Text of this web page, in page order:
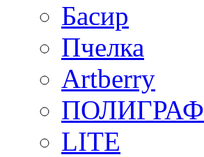
Басир
Пчелка
Artberry
ПОЛИГРАФ
LITE